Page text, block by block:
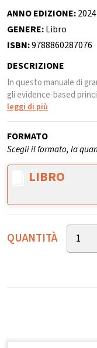
ANNO EDIZIONE:2024
GENERE:Libro
ISBN:9788860287076
DESCRIZIONE
In questo manuale di
gli evidence-based
leggi di più
FORMATO
Scegli il formato, la
LIBRO
QUANTITÀ